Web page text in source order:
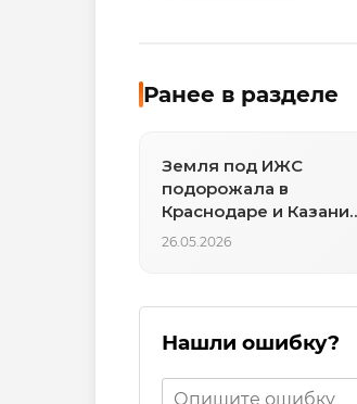
Ранее в разделе
Земля под ИЖС
подорожала в
Краснодаре и Казани
на 14-15 процентов
26.05.2026
Нашли ошибку?